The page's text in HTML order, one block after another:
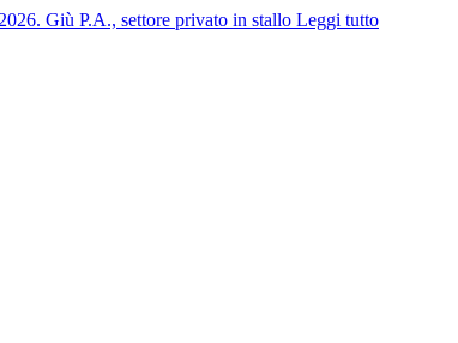
Giù P.A., settore privato in stallo Leggi tutto